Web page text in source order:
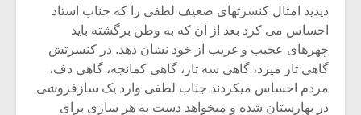
دیدید امثال کنسرت‏های ضعیف لطفی را که جناب استاد
احساس می‏ کرد بعد از آن که به وطن برگشته باید
چهره‏ای عجیب و غریب از خود نشان دهد. در کنسرتش
گاهی تار می‏زد، گاهی سه تار، گاهی کمانچه، گاهی دف،
مردم احساس می‏کردند جناب لطفی وارد یک سازفروشی
در بهارستان شده و می‏خواهد دست به هر سازی برای